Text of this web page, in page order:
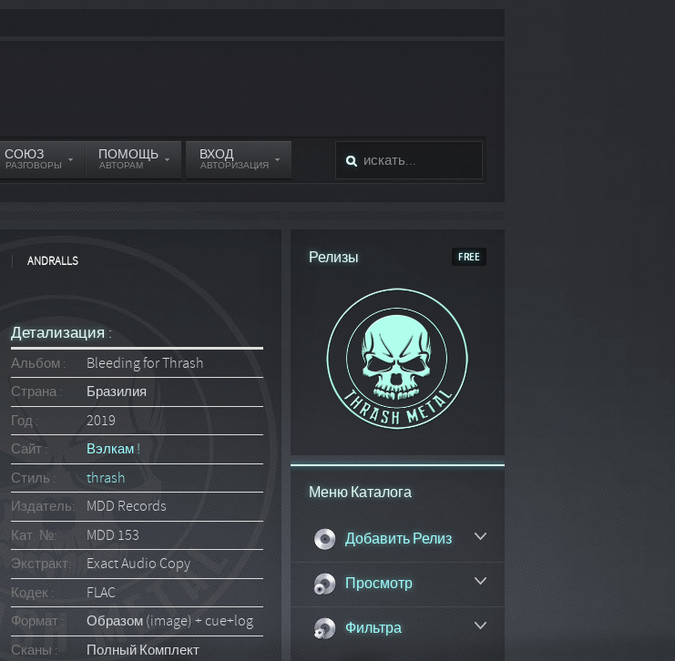
СОЮЗ
РАЗГОВОРЫ
ПОМОЩЬ
АВТОРАМ
ВХОД
АВТОРИЗАЦИЯ
ANDRALLS
Детализация :
Альбом :
Bleeding for Thrash
Страна :
Бразилия
Год :
2019
Сайт :
Вэлкам !
Стиль :
thrash
Издатель:
MDD Records
Кат. №:
MDD 153
Экстракт:
Exact Audio Copy
Кодек :
FLAC
Формат :
Образом (image) + cue+log
Сканы :
Полный Комплект
Релизы
Меню Каталога
Добавить Релиз
Просмотр
Фильтра